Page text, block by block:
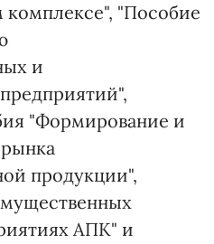
"Пособие
и
"Формирование и
продукции",
АПК" и